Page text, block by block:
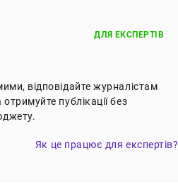
ДЛЯ ЕКСПЕРТІВ
відповідайте журналістам
публікації без
Як це працює для експертів?